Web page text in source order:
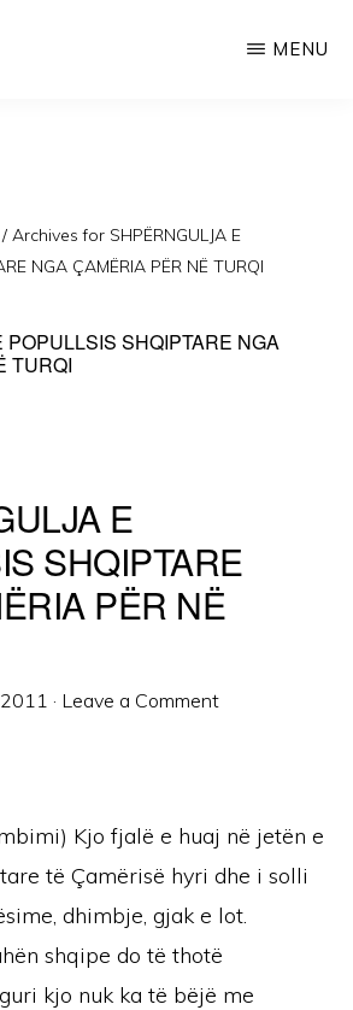
MENU
/ Archives for SHPËRNGULJA E
NGA ÇAMËRIA PËR NË TURQI
SHQIPTARE NGA
TURQI
E
SHQIPTARE
PËR NË
2011 · Leave a Comment
Kjo fjalë e huaj në jetën e
të Çamërisë hyri dhe i solli
dhimbje, gjak e lot.
shqipe do të thotë
kjo nuk ka të bëjë me